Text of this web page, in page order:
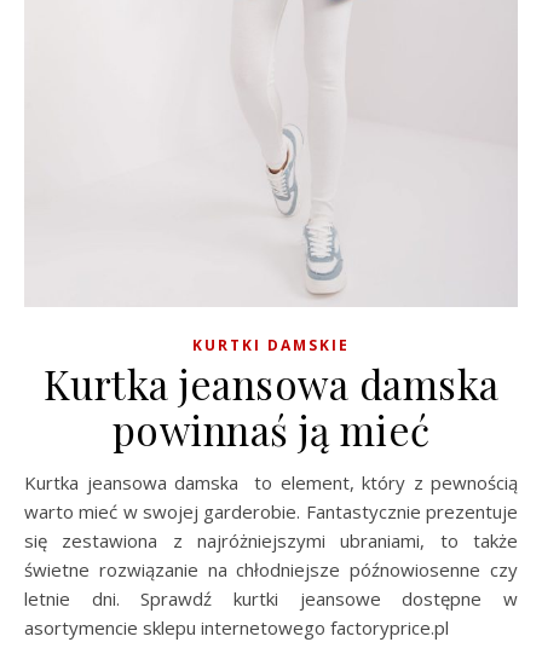
KURTKI DAMSKIE
Kurtka jeansowa damska
powinnaś ją mieć
Kurtka jeansowa damska to element, który z pewnością
warto mieć w swojej garderobie. Fantastycznie prezentuje
się zestawiona z najróżniejszymi ubraniami, to także
świetne rozwiązanie na chłodniejsze późnowiosenne czy
letnie dni. Sprawdź kurtki jeansowe dostępne w
asortymencie sklepu internetowego factoryprice.pl